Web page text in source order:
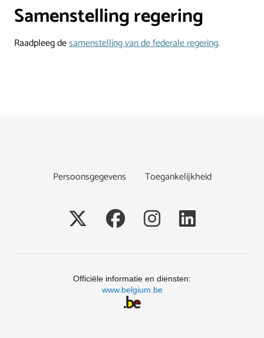
Samenstelling regering
Raadpleeg desamenstelling van de federale regering.
Persoonsgegevens Toegankelijkheid
Officiële informatie en diensten:
www.belgium.be